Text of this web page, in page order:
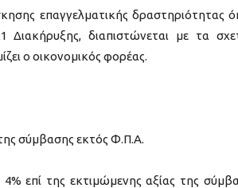
επαγγελματικής δραστηριότητας
Διακήρυξης, διαπιστώνεται με τα
ο οικονομικός φορέας.
σύμβασης εκτός Φ.Π.Α.
επί της εκτιμώμενης αξίας της